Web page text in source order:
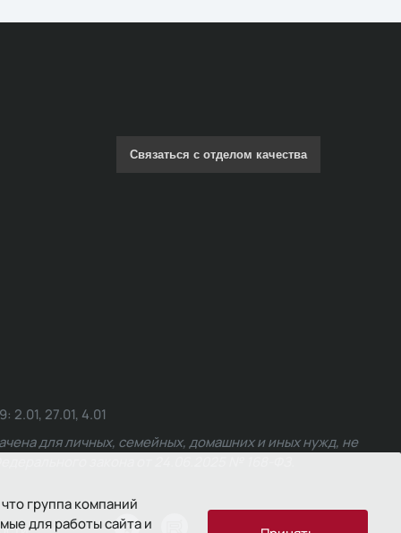
группа компаний
для работы сайта и
Связаться с отделом качества
27.01, 4.01
для личных, семейных, домашних и иных нужд, не